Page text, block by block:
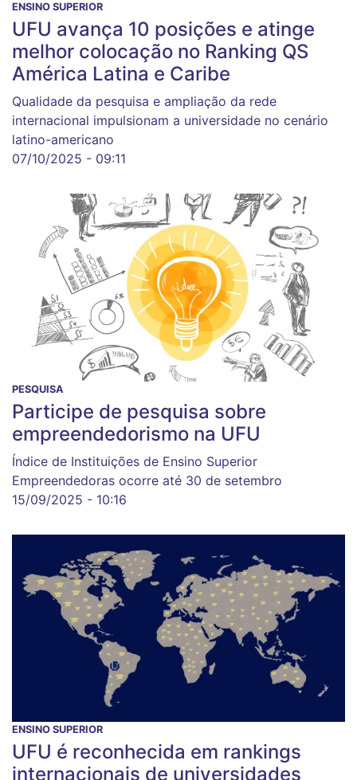
ENSINO SUPERIOR
UFU avança 10 posições e atinge
melhor colocação no Ranking QS
América Latina e Caribe
Qualidade da pesquisa e ampliação da rede
internacional impulsionam a universidade no cenário
latino-americano
07/10/2025 - 09:11
PESQUISA
Participe de pesquisa sobre
empreendedorismo na UFU
Índice de Instituições de Ensino Superior
Empreendedoras ocorre até 30 de setembro
15/09/2025 - 10:16
ENSINO SUPERIOR
UFU é reconhecida em rankings
internacionais de universidades